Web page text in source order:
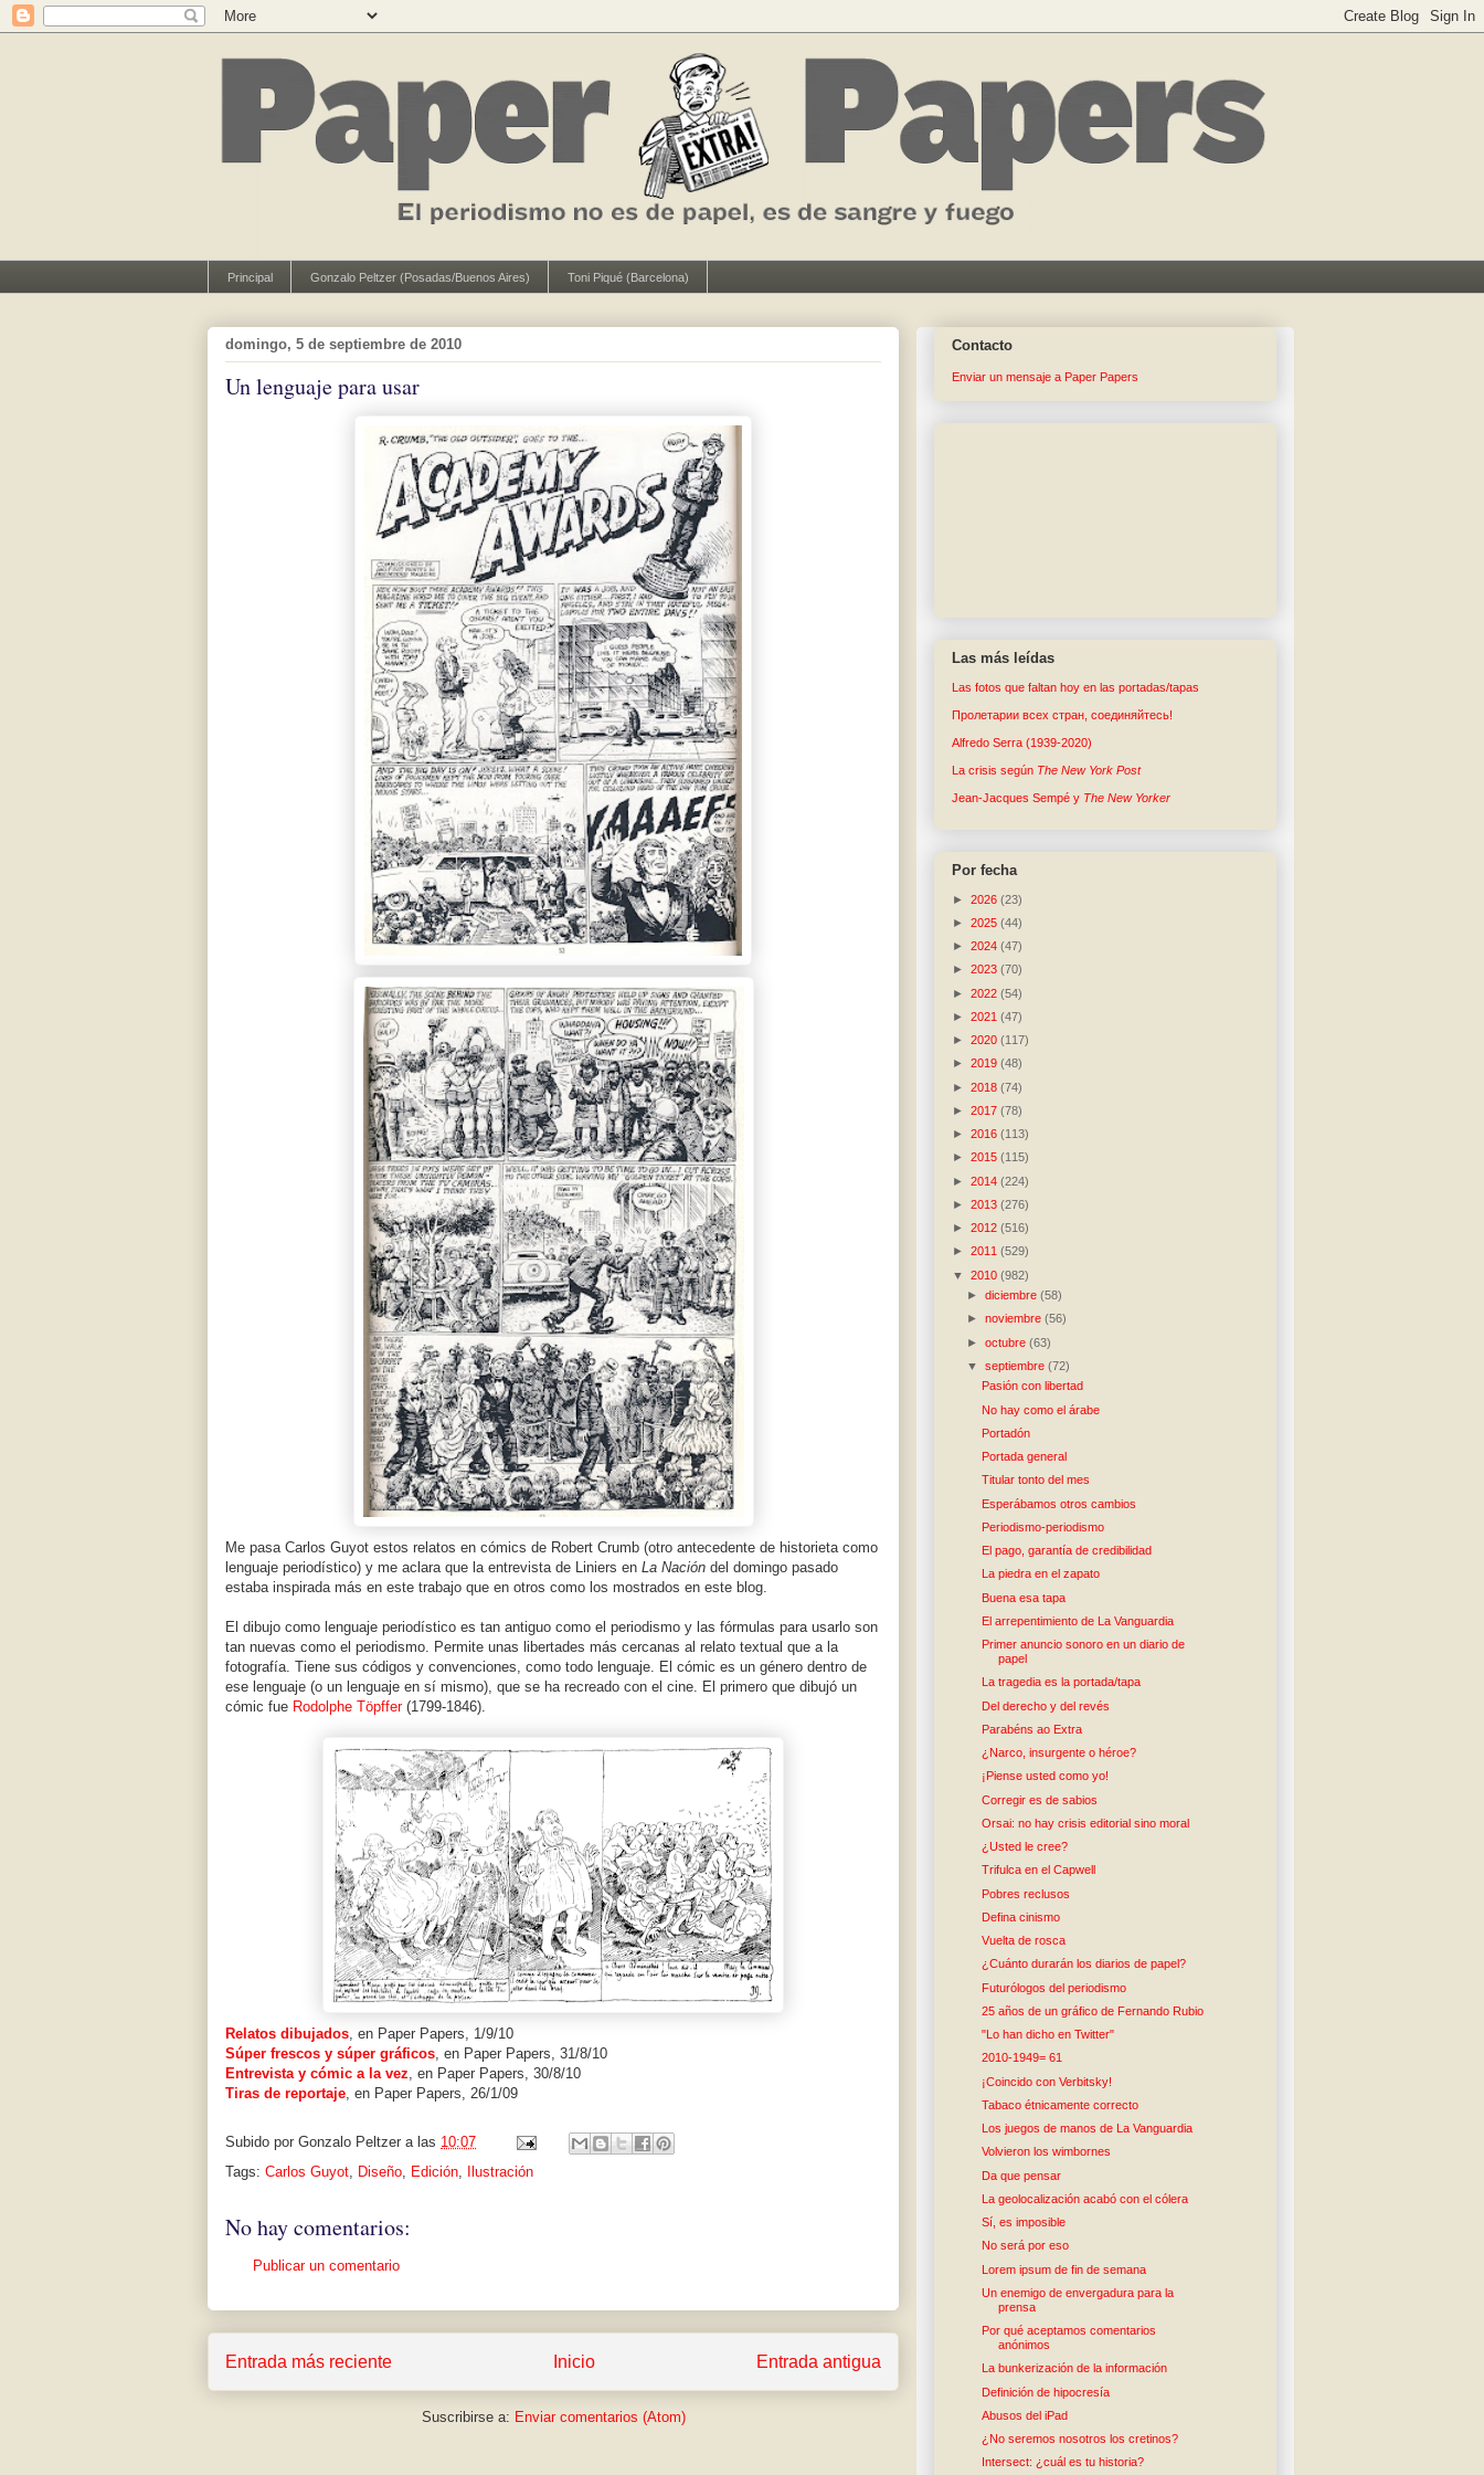
Principal Gonzalo Peltzer (Posadas/Buenos Aires) Toni Piqué (Barcelona)
domingo, 5 de septiembre de 2010
Un lenguaje para usar
Me pasa Carlos Guyot estos relatos en cómics de Robert Crumb (otro antecedente de historieta como
lenguaje periodístico) y me aclara que la entrevista de Liniers en La Nación del domingo pasado
estaba inspirada más en este trabajo que en otros como los mostrados en este blog.
El dibujo como lenguaje periodístico es tan antiguo como el periodismo y las fórmulas para usarlo son
tan nuevas como el periodismo. Permite unas libertades más cercanas al relato textual que a la
fotografía. Tiene sus códigos y convenciones, como todo lenguaje. El cómic es un género dentro de
ese lenguaje (o un lenguaje en sí mismo), que se ha recreado con el cine. El primero que dibujó un
cómic fue Rodolphe Töpffer(1799-1846).
Relatos dibujados, en Paper Papers, 1/9/10
Súper frescos y súper gráficos, en Paper Papers, 31/8/10
Entrevista y cómic a la vez, en Paper Papers, 30/8/10
Tiras de reportaje, en Paper Papers, 26/1/09
Subido por Gonzalo Peltzer a las 10:07
Tags: Carlos Guyot, Diseño, Edición, Ilustración
No hay comentarios:
Publicar un comentario
Entrada más reciente Entrada antigua
Inicio
Suscribirse a: Enviar comentarios (Atom)
Contacto
Enviar un mensaje a Paper Papers
Las más leídas
Las fotos que faltan hoy en las portadas/tapas
Пролетарии всех стран, соединяйтесь!
Alfredo Serra (1939-2020)
La crisis según The New York Post
Jean-Jacques Sempé y The New Yorker
Por fecha
► 2026 (23)
► 2025 (44)
► 2024 (47)
► 2023 (70)
► 2022 (54)
► 2021 (47)
► 2020 (117)
► 2019 (48)
► 2018 (74)
► 2017 (78)
► 2016 (113)
► 2015 (115)
► 2014 (224)
► 2013 (276)
► 2012 (516)
► 2011 (529)
▼ 2010 (982)
►diciembre(58)
►noviembre(56)
►octubre(63)
▼septiembre(72)
Pasión con libertad
No hay como el árabe
Portadón
Portada general
Titular tonto del mes
Esperábamos otros cambios
Periodismo-periodismo
El pago, garantía de credibilidad
La piedra en el zapato
Buena esa tapa
El arrepentimiento de La Vanguardia
Primer anuncio sonoro en un diario de
papel
La tragedia es la portada/tapa
Del derecho y del revés
Parabéns ao Extra
¿Narco, insurgente o héroe?
¡Piense usted como yo!
Corregir es de sabios
Orsai: no hay crisis editorial sino moral
¿Usted le cree?
Trifulca en el Capwell
Pobres reclusos
Defina cinismo
Vuelta de rosca
¿Cuánto durarán los diarios de papel?
Futurólogos del periodismo
25 años de un gráfico de Fernando Rubio
"Lo han dicho en Twitter"
2010-1949= 61
¡Coincido con Verbitsky!
Tabaco étnicamente correcto
Los juegos de manos de La Vanguardia
Volvieron los wimbornes
Da que pensar
La geolocalización acabó con el cólera
Sí, es imposible
No será por eso
Lorem ipsum de fin de semana
Un enemigo de envergadura para la
prensa
Por qué aceptamos comentarios
anónimos
La bunkerización de la información
Definición de hipocresía
Abusos del iPad
¿No seremos nosotros los cretinos?
Intersect: ¿cuál es tu historia?